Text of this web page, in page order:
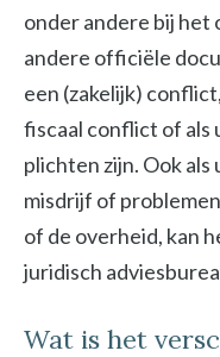
onder andere bij het
andere officiële
een (zakelijk)
fiscaal conflict of als
plichten zijn. Ook
misdrijf of
of de overheid, kan
juridisch
Wat is het